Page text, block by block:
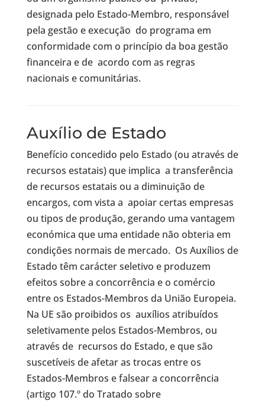
designada pelo Estado-Membro, responsável
pela gestão e execução do programa em
conformidade com o princípio da boa gestão
financeira e de acordo com as regras
nacionais e comunitárias.
Auxílio de Estado
Benefício concedido pelo Estado (ou através de
recursos estatais) que implica a transferência
de recursos estatais ou a diminuição de
encargos, com vista a apoiar certas empresas
ou tipos de produção, gerando uma vantagem
económica que uma entidade não obteria em
condições normais de mercado. Os Auxílios de
Estado têm carácter seletivo e produzem
efeitos sobre a concorrência e o comércio
entre os Estados-Membros da União Europeia.
Na UE são proibidos os auxílios atribuídos
seletivamente pelos Estados-Membros, ou
através de recursos do Estado, e que são
suscetíveis de afetar as trocas entre os
Estados-Membros e falsear a concorrência
(artigo 107.º do Tratado sobre